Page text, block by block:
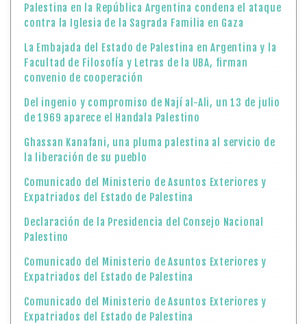
Palestina en la República Argentina condena el ataque
contra la Iglesia de la Sagrada Familia en Gaza
La Embajada del Estado de Palestina en Argentina y la
Facultad de Filosofía y Letras de la UBA, firman
convenio de cooperación
Del ingenio y compromiso de Nají al-Ali, un 13 de julio
de 1969 aparece el Handala Palestino
Ghassan Kanafani, una pluma palestina al servicio de
la liberación de su pueblo
Comunicado del Ministerio de Asuntos Exteriores y
Expatriados del Estado de Palestina
Declaración de la Presidencia del Consejo Nacional
Palestino
Comunicado del Ministerio de Asuntos Exteriores y
Expatriados del Estado de Palestina
Comunicado del Ministerio de Asuntos Exteriores y
Expatriados del Estado de Palestina